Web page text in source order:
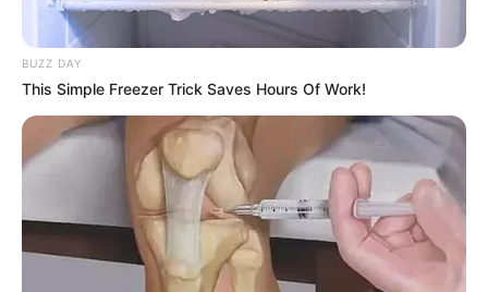
BUZZ DAY
This Simple Freezer Trick Saves Hours Of Work!